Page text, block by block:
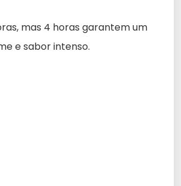
mas 4 horas garantem um
e sabor intenso.